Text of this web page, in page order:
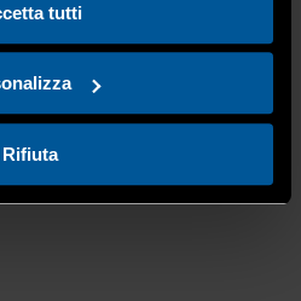
tutti
Rifiuta
Sicurezza di Laboratori
Foscari Venezia
sul Decreto
Vigili del Fuoco